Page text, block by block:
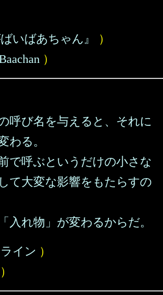
いばあちゃん』
）
）
呼び名を与えると、それに
わる。
で呼ぶというだけの小さな
て大変な影響をもたらすの
入れ物」が変わるからだ。
イン ）
）